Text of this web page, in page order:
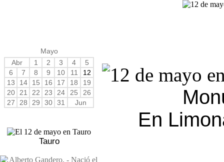
Mayo
Abr
1 2 3 4
5
6
7 8 9 10 11
12
13
14 15 16 17 18
19
20
21 22 23 24 25
26
27
28 29 30 31 Jun
Tauro
En